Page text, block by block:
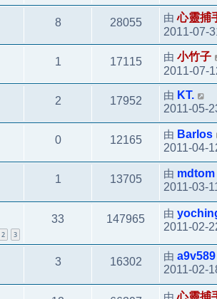
8 28055 由心靈捕
2011-07-
1 17115 由 小竹子
2011-07-
2 17952 由 KT.
2011-05-
0 12165 由 Barlos
2011-04-
1 13705 由 mdtom
2011-03-
2 3
33 147965 由
2011-02-
3 16302 由 a9v589
2011-02-
由心靈捕